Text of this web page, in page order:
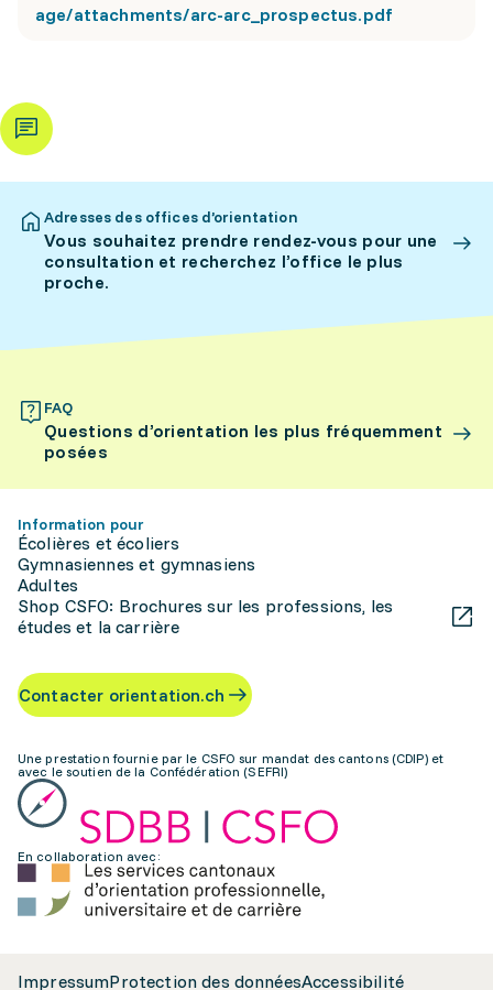
age/attachments/arc-arc_prospectus.pdf
Adresses des offices d’orientation
Vous souhaitez prendre rendez-vous pour une
consultation et recherchez l’office le plus
proche.
FAQ
Questions d’orientation les plus fréquemment
posées
Information pour
Écolières et écoliers
Gymnasiennes et gymnasiens
Adultes
Shop CSFO: Brochures sur les professions, les
études et la carrière
Contacter orientation.ch
Une prestation fournie par le CSFO sur mandat des cantons (CDIP) et
avec le soutien de la Confédération (SEFRI)
En collaboration avec:
ImpressumProtection des donnéesAccessibilité